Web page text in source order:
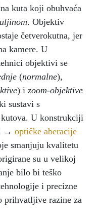
kuta koji obuhvaća
. Objektiv
četverokutna, jer
kamere. U
objektivi se
(normalne),
) i zoom-objektive
sustavi s
U konstrukciji
→ optičke aberacije
smanjuju kvalitetu
su u velikoj
bilo bi teško
i precizne
prihvatljive razine za